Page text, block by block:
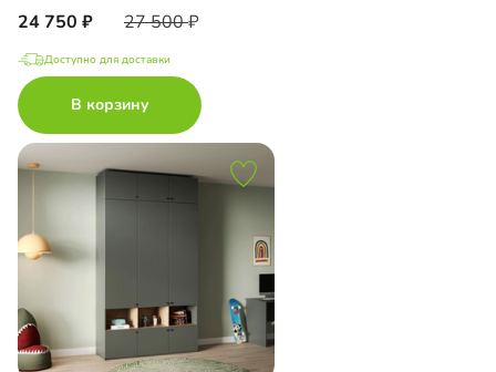
24 750 27 500
Доступно для доставки
В корзину